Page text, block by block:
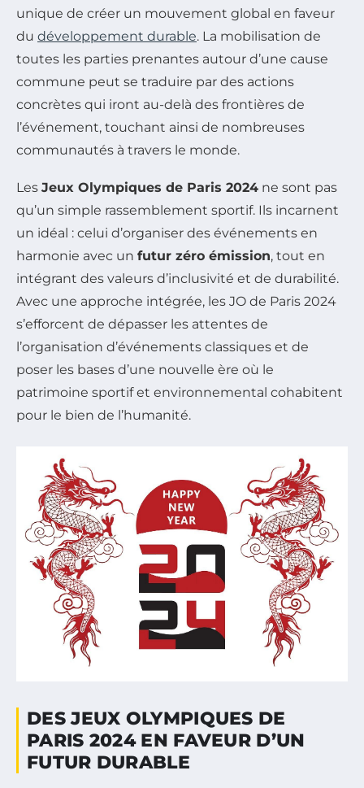
unique de créer un mouvement global en faveur
du développement durable. La mobilisation de
toutes les parties prenantes autour d’une cause
commune peut se traduire par des actions
concrètes qui iront au-delà des frontières de
l’événement, touchant ainsi de nombreuses
communautés à travers le monde.
Les Jeux Olympiques de Paris 2024 ne sont pas
qu’un simple rassemblement sportif. Ils incarnent
un idéal : celui d’organiser des événements en
harmonie avec un futur zéro émission, tout en
intégrant des valeurs d’inclusivité et de durabilité.
Avec une approche intégrée, les JO de Paris 2024
s’efforcent de dépasser les attentes de
l’organisation d’événements classiques et de
poser les bases d’une nouvelle ère où le
patrimoine sportif et environnemental cohabitent
pour le bien de l’humanité.
DES JEUX OLYMPIQUES DE
PARIS 2024 EN FAVEUR D’UN
FUTUR DURABLE